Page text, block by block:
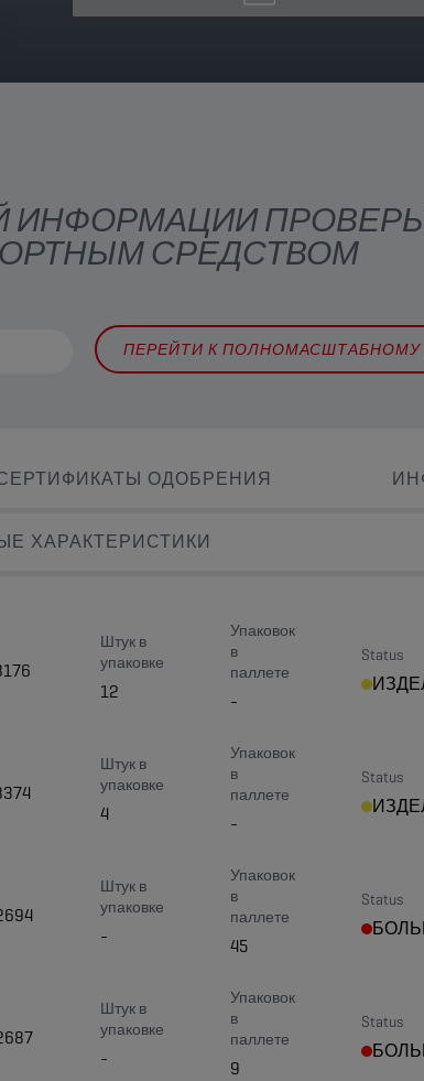
ИНФОРМАЦИИ
СРЕДСТВОМ
ПЕРЕЙТИ К ПОЛНОМАСШТАБНОМУ
ОДОБРЕНИЯ
ХАРАКТЕРИСТИКИ
Штук в
упаковке
12
Упаковок
в
паллете
-
Status
Штук в
упаковке
4
Упаковок
в
паллете
-
Status
Штук в
упаковке
-
Упаковок
в
паллете
45
Status
Штук в
упаковке
-
Упаковок
в
паллете
9
Status